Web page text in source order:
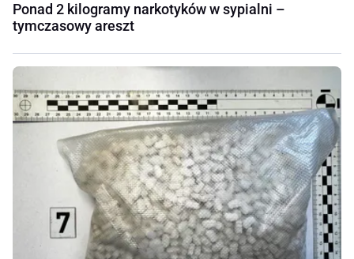
Ponad 2 kilogramy narkotyków w sypialni –
tymczasowy areszt